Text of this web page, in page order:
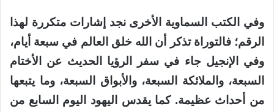
وفي الكتب السماوية الأخرى نجد إشارات متكررة لهذا
الرقم؛ فالتوراة تذكر أن الله خلق العالم في سبعة أيام،
وفي الإنجيل جاء في سفر الرؤيا الحديث عن الأختام
السبعة، والملائكة السبعة، والأبواق السبعة، وما يتبعها
من أحداث عظيمة. كما يقدس اليهود اليوم السابع من